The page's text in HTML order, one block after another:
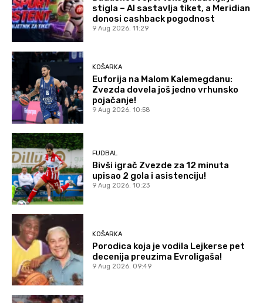
stigla – AI sastavlja tiket, a Meridian
donosi cashback pogodnost
9 Aug 2026. 11:29
KOŠARKA
Euforija na Malom Kalemegdanu:
Zvezda dovela još jedno vrhunsko
pojačanje!
9 Aug 2026. 10:58
FUDBAL
Bivši igrač Zvezde za 12 minuta
upisao 2 gola i asistenciju!
9 Aug 2026. 10:23
KOŠARKA
Porodica koja je vodila Lejkerse pet
decenija preuzima Evroligaša!
9 Aug 2026. 09:49